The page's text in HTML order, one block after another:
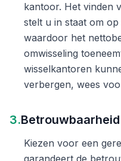
kantoor. Het vinden
stelt u in staat om
waardoor het
omwisseling
wisselkantoren
verbergen, wees
3.Betrouwbaarheid
Kiezen voor een
garandeert de